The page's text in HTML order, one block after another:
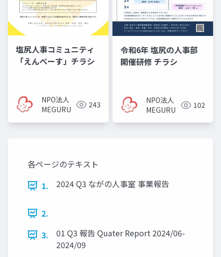
塩尻人事コミュニティ
「えんべーす」チラシ
NPO法人
MEGURU
243
令和6年 塩尻の人事部
開催研修 チラシ
NPO法人
MEGURU
102
各ページのテキスト
1.
2024 Q3 ながの人事室 事業報告
2.
3.
01 Q3 報告 Quater Report 2024/06-
2024/09